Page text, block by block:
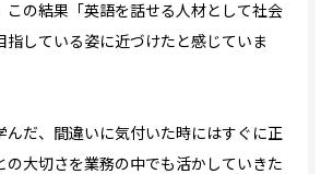
この結果「英語を話せる人材として社会
指している姿に近づけたと感じていま
だ、間違いに気付いた時にはすぐに正
の大切さを業務の中でも活かしていきた